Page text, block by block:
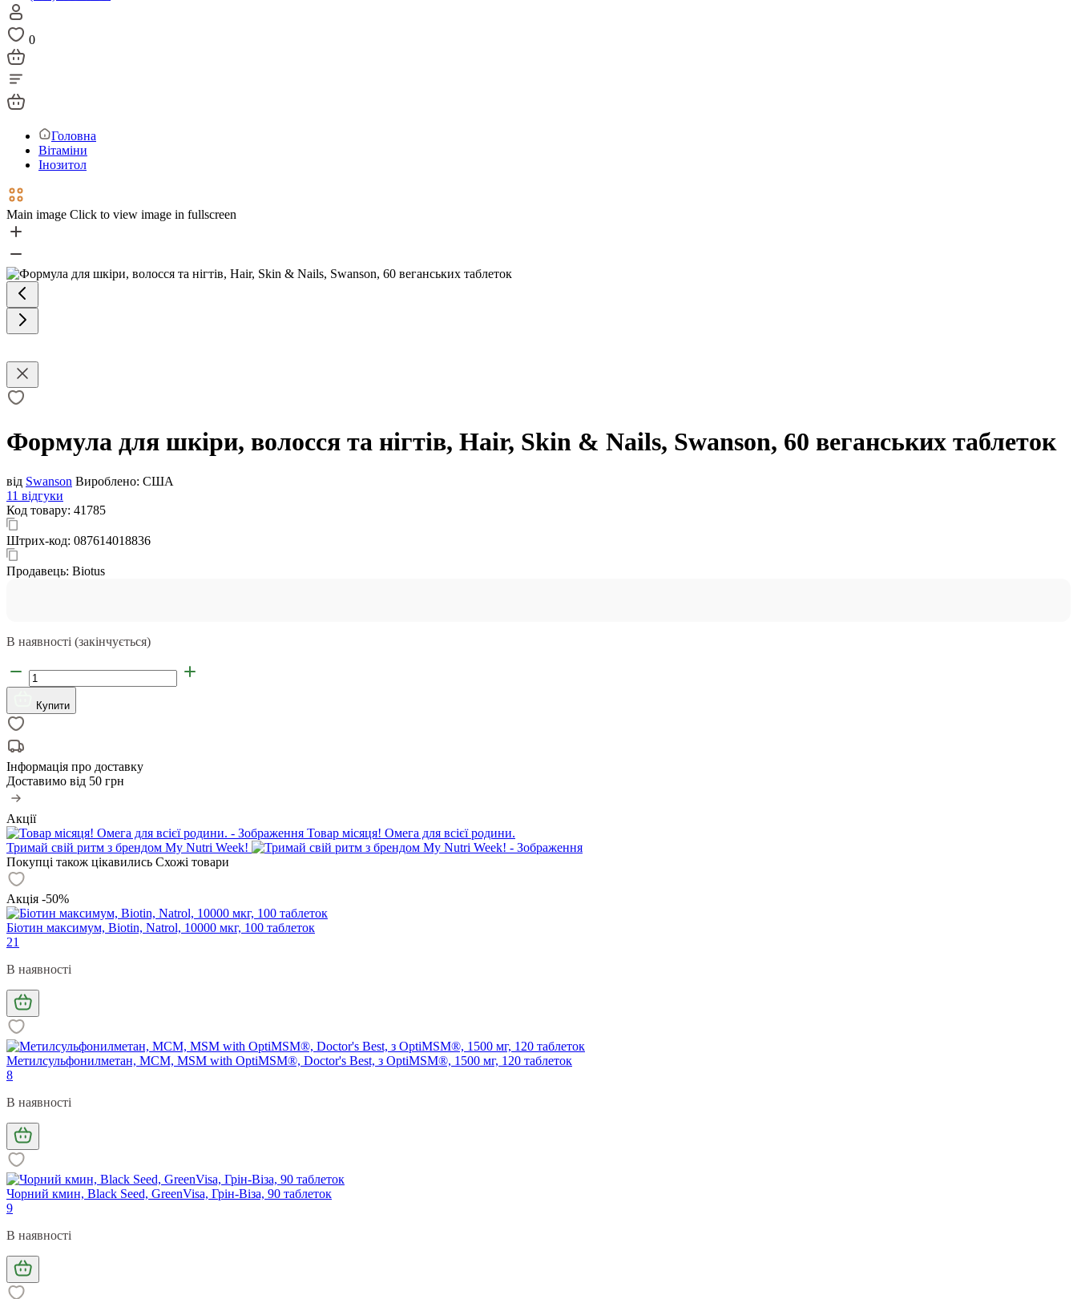
0
Головна
Вітаміни
Інозитол
Main image Click to view image in fullscreen
Формула для шкіри, волосся та нігтів, Hair, Skin & Nails, Swanson, 60 веганських таблеток
від Swanson Вироблено: США
11 відгуки
Код товару: 41785
Штрих-код: 087614018836
Продавець: Biotus
В наявності (закінчується)
Купити
Інформація про доставку
Доставимо від 50 грн
Акції
Товар місяця! Омега для всієї родини.
Тримай свій ритм з брендом My Nutri Week!
Покупці також цікавились Схожі товари
Акція -50%
Біотин максимум, Biotin, Natrol, 10000 мкг, 100 таблеток
21
В наявності
Метилсульфонилметан, МСМ, MSM with OptiMSM®, Doctor's Best, з OptiMSM®, 1500 мг, 120 таблеток
8
В наявності
Чорний кмин, Black Seed, GreenVisa, Грін-Віза, 90 таблеток
9
В наявності